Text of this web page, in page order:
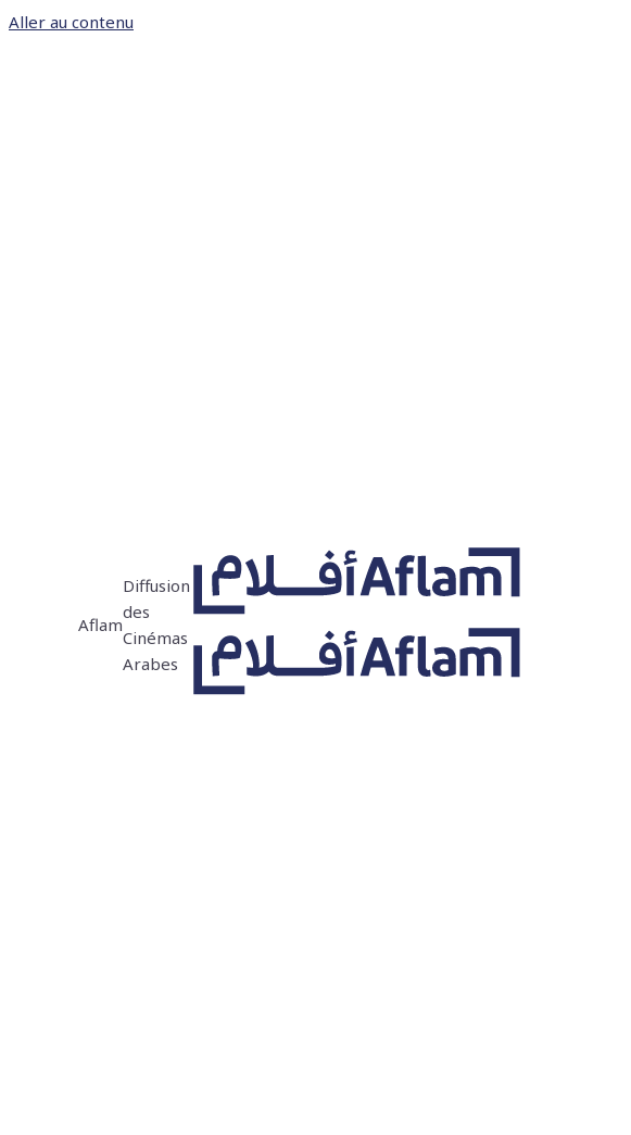
Aller au contenu
Aflam
Diffusion
des
Cinémas
Arabes